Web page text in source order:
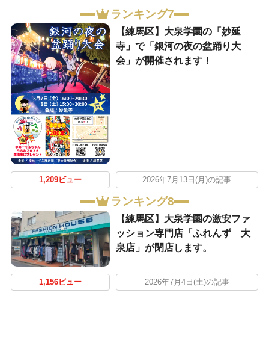
ランキング7
【練馬区】大泉学園の「妙延
寺」で「銀河の夜の盆踊り大
会」が開催されます！
1,209ビュー 2026年7月13日(月)の記事
ランキング8
【練馬区】大泉学園の激安ファ
ッション専門店「ふれんず 大
泉店」が閉店します。
1,156ビュー 2026年7月4日(土)の記事